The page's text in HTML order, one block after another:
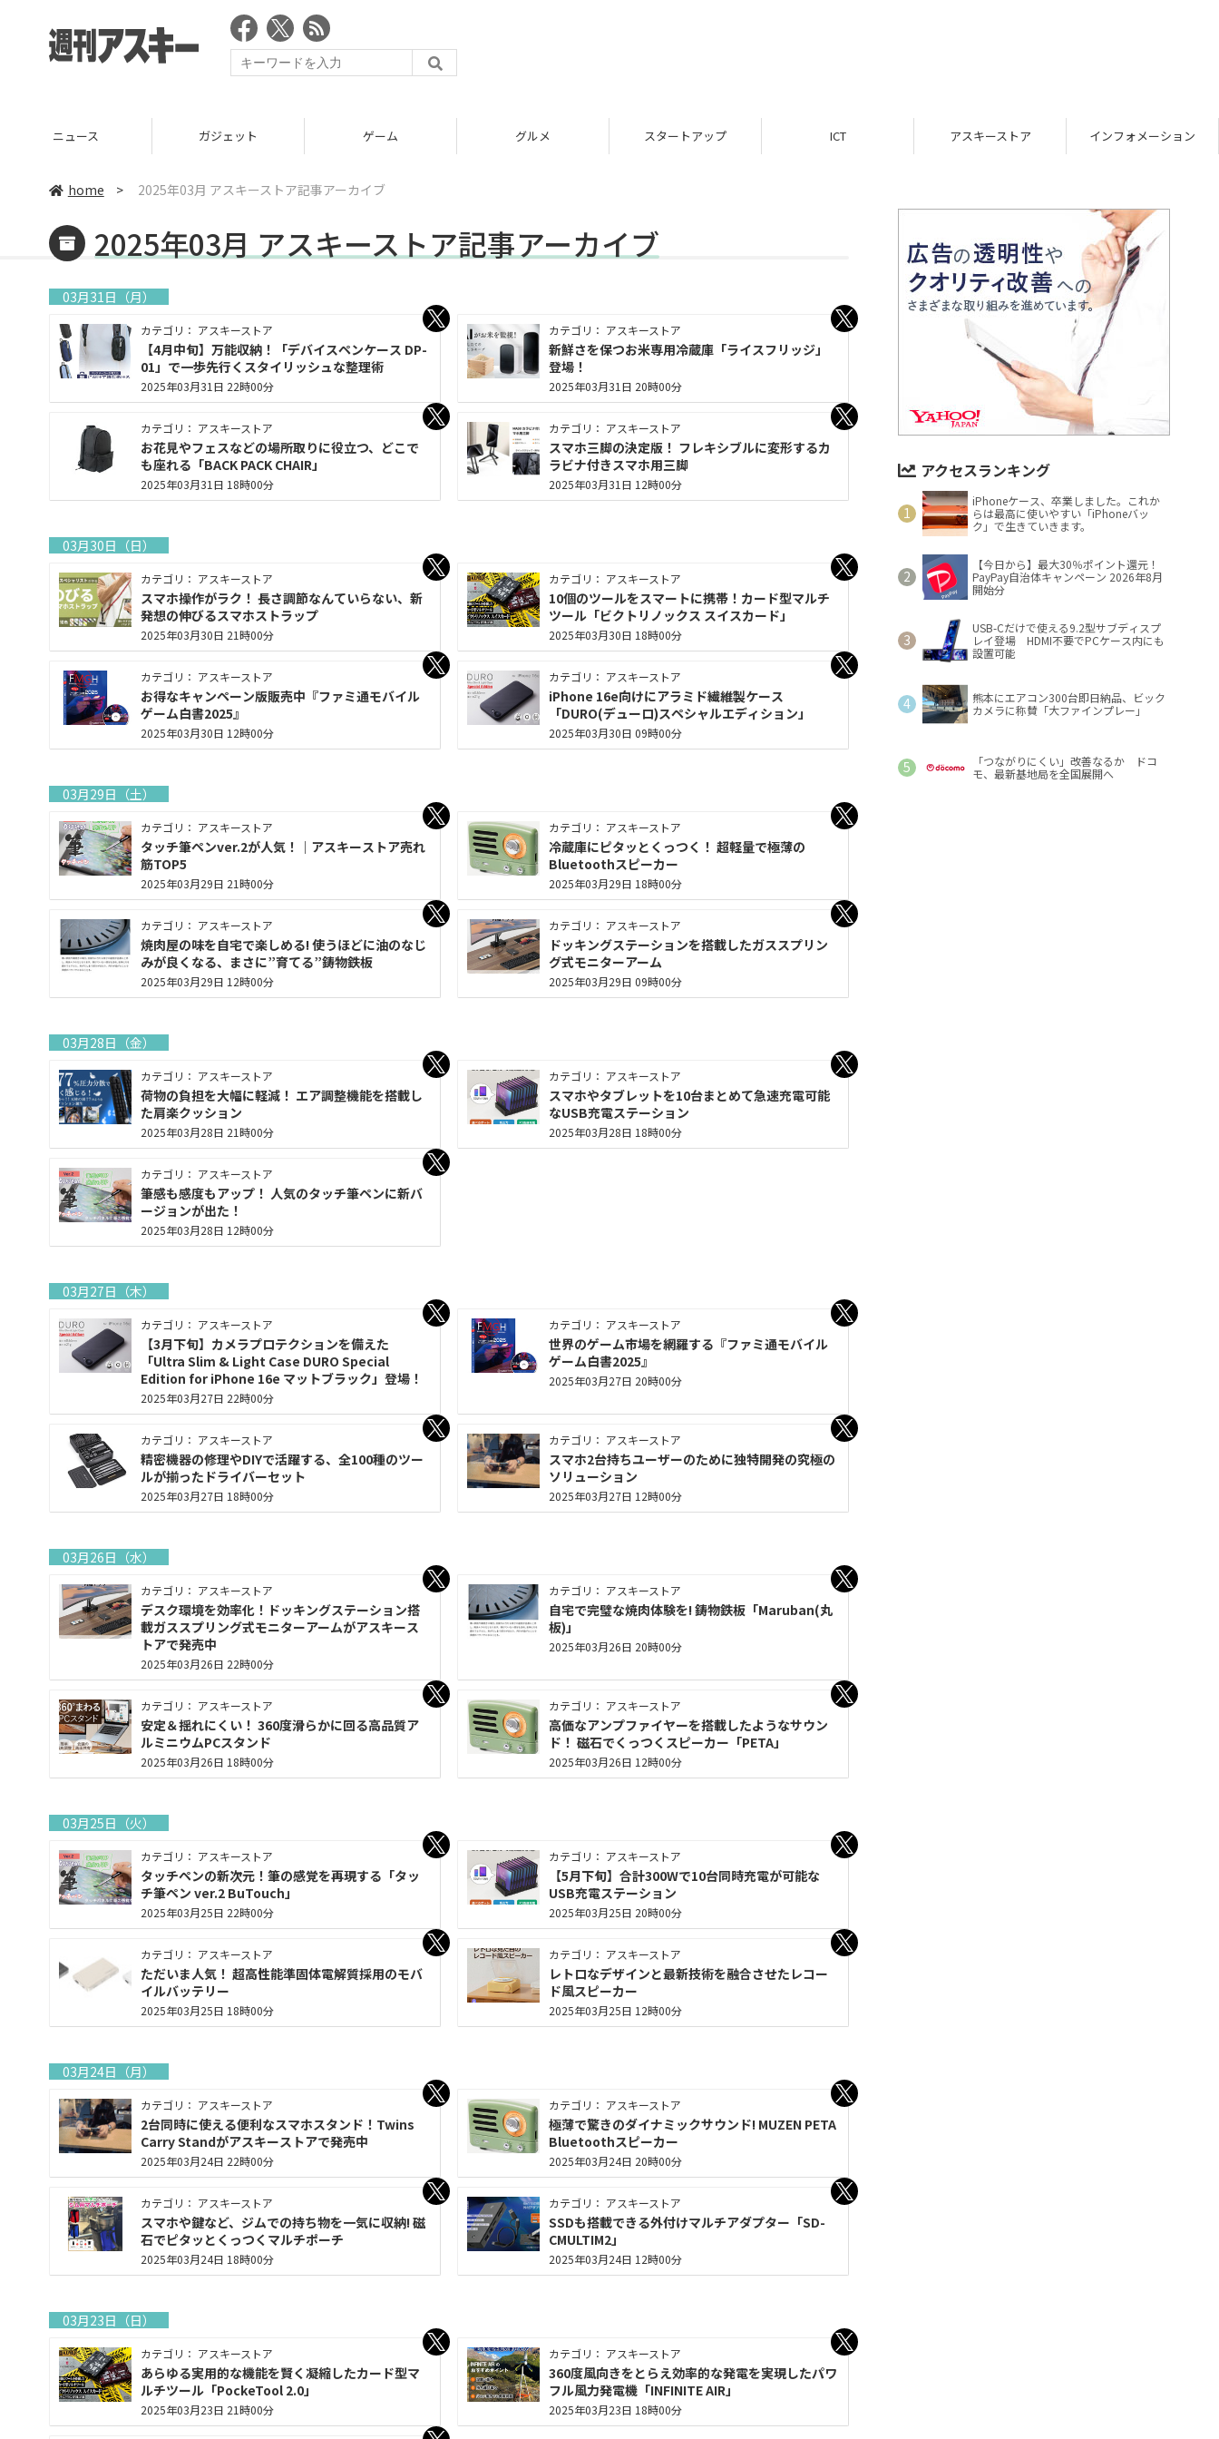
ニュース ガジェット ゲーム グルメ スタートアップ ICT アスキーストア インフォメーション
home > 2025年03月 アスキーストア記事アーカイブ
2025年03月 アスキーストア記事アーカイブ
03月31日（月）
カテゴリ： アスキーストア
【4月中旬】万能収納！「デバイスペンケース DP-
01」で一歩先行くスタイリッシュな整理術
2025年03月31日 22時00分
カテゴリ： アスキーストア
新鮮さを保つお米専用冷蔵庫「ライスフリッジ」
登場！
2025年03月31日 20時00分
カテゴリ： アスキーストア
お花見やフェスなどの場所取りに役立つ、どこで
も座れる「BACK PACK CHAIR」
2025年03月31日 18時00分
カテゴリ： アスキーストア
スマホ三脚の決定版！ フレキシブルに変形するカ
ラビナ付きスマホ用三脚
2025年03月31日 12時00分
03月30日（日）
カテゴリ： アスキーストア
スマホ操作がラク！ 長さ調節なんていらない、新
発想の伸びるスマホストラップ
2025年03月30日 21時00分
カテゴリ： アスキーストア
10個のツールをスマートに携帯！カード型マルチ
ツール「ビクトリノックス スイスカード」
2025年03月30日 18時00分
カテゴリ： アスキーストア
お得なキャンペーン版販売中『ファミ通モバイル
ゲーム白書2025』
2025年03月30日 12時00分
カテゴリ： アスキーストア
iPhone 16e向けにアラミド繊維製ケース
「DURO(デューロ)スペシャルエディション」
2025年03月30日 09時00分
03月29日（土）
カテゴリ： アスキーストア
タッチ筆ペンver.2が人気！｜アスキーストア売れ
筋TOP5
2025年03月29日 21時00分
カテゴリ： アスキーストア
冷蔵庫にピタッとくっつく！ 超軽量で極薄の
Bluetoothスピーカー
2025年03月29日 18時00分
カテゴリ： アスキーストア
焼肉屋の味を自宅で楽しめる! 使うほどに油のなじ
みが良くなる、まさに”育てる”鋳物鉄板
2025年03月29日 12時00分
カテゴリ： アスキーストア
ドッキングステーションを搭載したガススプリン
グ式モニターアーム
2025年03月29日 09時00分
03月28日（金）
カテゴリ： アスキーストア
荷物の負担を大幅に軽減！ エア調整機能を搭載し
た肩楽クッション
2025年03月28日 21時00分
カテゴリ： アスキーストア
スマホやタブレットを10台まとめて急速充電可能
なUSB充電ステーション
2025年03月28日 18時00分
カテゴリ： アスキーストア
筆感も感度もアップ！ 人気のタッチ筆ペンに新バ
ージョンが出た！
2025年03月28日 12時00分
03月27日（木）
カテゴリ： アスキーストア
【3月下旬】カメラプロテクションを備えた
「Ultra Slim & Light Case DURO Special
Edition for iPhone 16e マットブラック」登場！
2025年03月27日 22時00分
カテゴリ： アスキーストア
世界のゲーム市場を網羅する『ファミ通モバイル
ゲーム白書2025』
2025年03月27日 20時00分
カテゴリ： アスキーストア
精密機器の修理やDIYで活躍する、全100種のツー
ルが揃ったドライバーセット
2025年03月27日 18時00分
カテゴリ： アスキーストア
スマホ2台持ちユーザーのために独特開発の究極の
ソリューション
2025年03月27日 12時00分
03月26日（水）
カテゴリ： アスキーストア
デスク環境を効率化！ドッキングステーション搭
載ガススプリング式モニターアームがアスキース
トアで発売中
2025年03月26日 22時00分
カテゴリ： アスキーストア
自宅で完璧な焼肉体験を! 鋳物鉄板「Maruban(丸
板)」
2025年03月26日 20時00分
カテゴリ： アスキーストア
安定＆揺れにくい！ 360度滑らかに回る高品質ア
ルミニウムPCスタンド
2025年03月26日 18時00分
カテゴリ： アスキーストア
高価なアンプファイヤーを搭載したようなサウン
ド！ 磁石でくっつくスピーカー「PETA」
2025年03月26日 12時00分
03月25日（火）
カテゴリ： アスキーストア
タッチペンの新次元！筆の感覚を再現する「タッ
チ筆ペン ver.2 BuTouch」
2025年03月25日 22時00分
カテゴリ： アスキーストア
【5月下旬】合計300Wで10台同時充電が可能な
USB充電ステーション
2025年03月25日 20時00分
カテゴリ： アスキーストア
ただいま人気！ 超高性能準固体電解質採用のモバ
イルバッテリー
2025年03月25日 18時00分
カテゴリ： アスキーストア
レトロなデザインと最新技術を融合させたレコー
ド風スピーカー
2025年03月25日 12時00分
03月24日（月）
カテゴリ： アスキーストア
2台同時に使える便利なスマホスタンド！Twins
Carry Standがアスキーストアで発売中
2025年03月24日 22時00分
カテゴリ： アスキーストア
極薄で驚きのダイナミックサウンド! MUZEN PETA
Bluetoothスピーカー
2025年03月24日 20時00分
カテゴリ： アスキーストア
スマホや鍵など、ジムでの持ち物を一気に収納! 磁
石でピタッとくっつくマルチポーチ
2025年03月24日 18時00分
カテゴリ： アスキーストア
SSDも搭載できる外付けマルチアダプター「SD-
CMULTIM2」
2025年03月24日 12時00分
03月23日（日）
カテゴリ： アスキーストア
あらゆる実用的な機能を賢く凝縮したカード型マ
ルチツール「PockeTool 2.0」
2025年03月23日 21時00分
カテゴリ： アスキーストア
360度風向きをとらえ効率的な発電を実現したパワ
フル風力発電機「INFINITE AIR」
2025年03月23日 18時00分
アクセスランキング
iPhoneケース、卒業しました。これか
らは最高に使いやすい「iPhoneバッ
ク」で生きていきます。
【今日から】最大30％ポイント還元！
PayPay自治体キャンペーン 2026年8月
開始分
USB-Cだけで使える9.2型サブディスプ
レイ登場 HDMI不要でPCケース内にも
設置可能
熊本にエアコン300台即日納品、ビック
カメラに称賛「大ファインプレー」
「つながりにくい」改善なるか ドコ
モ、最新基地局を全国展開へ